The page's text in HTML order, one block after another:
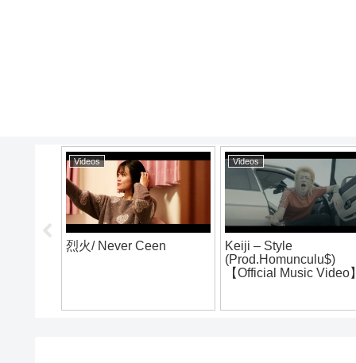
Videos
烈火/ Never Ceen
Videos
Keiji – Style
(Prod.Homunculu$)
【Official Music Video